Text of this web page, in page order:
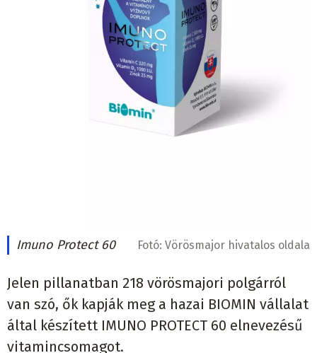
Imuno Protect 60 Fotó: Vörösmajor hivatalos oldala
Jelen pillanatban 218 vörösmajori polgárról
van szó, ők kapják meg a hazai BIOMIN vállalat
által készített IMUNO PROTECT 60 elnevezésű
vitamincsomagot.